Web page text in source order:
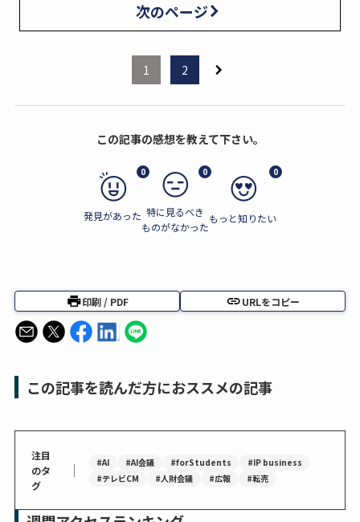
次のページ
1 2
この記事の感想を教えて下さい。
0
発見があった
0
特に見るべき
ものがなかった
0
もっと知りたい
印刷 / PDF URLをコピー
この記事を読んだ方におススメの記事
注目
のタ
グ
｜ #AI #AI会議 #forStudents
#IP business
#テレビCM
#人財会議 #広報 #転売